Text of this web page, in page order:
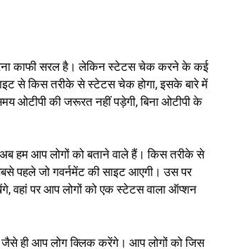
काफी सरल है। लेकिन स्टेटस चेक करने के कई
से किस तरीके से स्टेटस चेक होगा, इसके बारे में
ओटीपी की जरूरत नहीं पड़ेगी, बिना ओटीपी के
हम आप लोगों को बताने वाले हैं। किस तरीके से
पहले जो गवर्नमेंट की साइट आएगी। उस पर
वहां पर आप लोगों को एक स्टेटस वाला ऑप्शन
जैसे ही आप लोग क्लिक करेंगे। आप लोगों को जिस